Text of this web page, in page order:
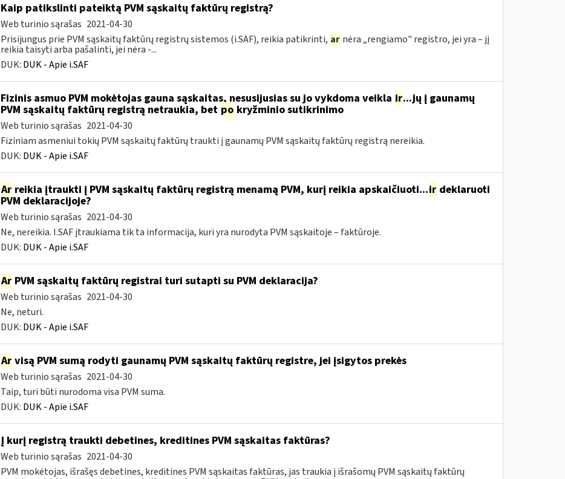
Kaip patikslinti pateiktą PVM sąskaitų faktūrų registrą?
Web turinio sąrašas 2021-04-30
Prisijungus prie PVM sąskaitų faktūrų registrų sistemos (i.SAF), reikia patikrinti, ar nėra „rengiamo" registro, jei yra – jį
reikia taisyti arba pašalinti, jei nėra -...
DUK: DUK - Apie i.SAF
Fizinis asmuo PVM mokėtojas gauna sąskaitas, nesusijusias su jo vykdoma veikla ir...jų į gaunamų
PVM sąskaitų faktūrų registrą netraukia, bet po kryžminio sutikrinimo
Web turinio sąrašas 2021-04-30
Fiziniam asmeniui tokių PVM sąskaitų faktūrų traukti į gaunamų PVM sąskaitų faktūrų registrą nereikia.
DUK: DUK - Apie i.SAF
Arreikia įtraukti į PVM sąskaitų faktūrų registrą menamą PVM, kurį reikia apskaičiuoti...irdeklaruoti
PVM deklaracijoje?
Web turinio sąrašas 2021-04-30
Ne, nereikia. I.SAF įtraukiama tik ta informacija, kuri yra nurodyta PVM sąskaitoje – faktūroje.
DUK: DUK - Apie i.SAF
ArPVM sąskaitų faktūrų registrai turi sutapti su PVM deklaracija?
Web turinio sąrašas 2021-04-30
Ne, neturi.
DUK: DUK - Apie i.SAF
Arvisą PVM sumą rodyti gaunamų PVM sąskaitų faktūrų registre, jei įsigytos prekės
Web turinio sąrašas 2021-04-30
Taip, turi būti nurodoma visa PVM suma.
DUK: DUK - Apie i.SAF
Į kurį registrą traukti debetines, kreditines PVM sąskaitas faktūras?
Web turinio sąrašas 2021-04-30
PVM mokėtojas, išrašęs debetines, kreditines PVM sąskaitas faktūras, jas traukia į išrašomų PVM sąskaitų faktūrų